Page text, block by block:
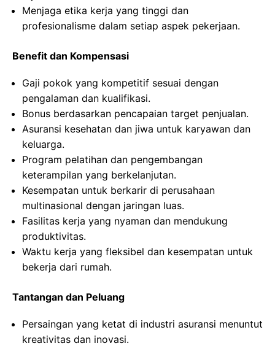
Menjaga etika kerja yang tinggi dan
profesionalisme dalam setiap aspek pekerjaan.
Benefit dan Kompensasi
Gaji pokok yang kompetitif sesuai dengan
pengalaman dan kualifikasi.
Bonus berdasarkan pencapaian target penjualan.
Asuransi kesehatan dan jiwa untuk karyawan dan
keluarga.
Program pelatihan dan pengembangan
keterampilan yang berkelanjutan.
Kesempatan untuk berkarir di perusahaan
multinasional dengan jaringan luas.
Fasilitas kerja yang nyaman dan mendukung
produktivitas.
Waktu kerja yang fleksibel dan kesempatan untuk
bekerja dari rumah.
Tantangan dan Peluang
Persaingan yang ketat di industri asuransi menuntut
kreativitas dan inovasi.